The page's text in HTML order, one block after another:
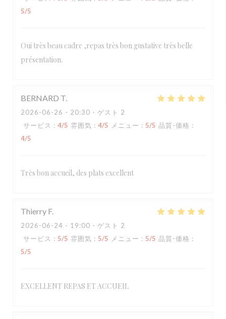
5/5
Oui très beau cadre ,repas très bon gustative très belle
présentation.
BERNARD T
2026-06-26 - 20:30 - ゲスト 2
サービス : 4/5 雰囲気 : 4/5 メニュー : 5/5 品質-価格 :
4/5
Très bon accueil, des plats excellent
Thierry F
2026-06-24 - 19:00 - ゲスト 2
サービス : 5/5 雰囲気 : 5/5 メニュー : 5/5 品質-価格 :
5/5
EXCELLENT REPAS ET ACCUEIL